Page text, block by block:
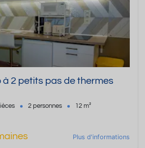
à 2 petits pas de thermes
2 personnes 12 m²
Plus d'informations